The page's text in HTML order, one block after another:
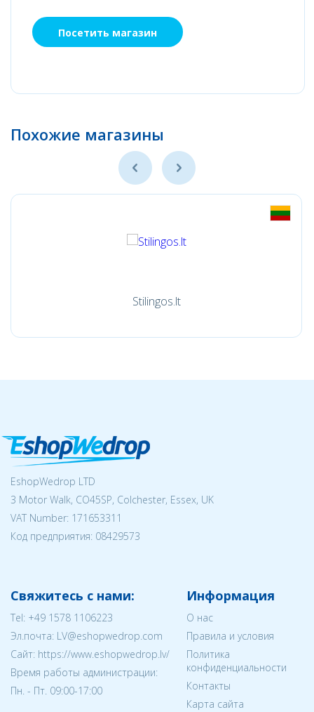
Посетить магазин
Похожие магазины
Stilingos.lt
EshopWedrop LTD
3 Motor Walk, CO45SP, Colchester, Essex, UK
VAT Number: 171653311
Код предприятия: 08429573
Свяжитесь с нами:
Tel: +49 1578 1106223
Эл.почта: LV@eshopwedrop.com
Cайт: https://www.eshopwedrop.lv/
Время работы администрации:
Пн. - Пт. 09:00-17:00
Информация
О нас
Правила и условия
Политика
конфиденциальности
Контакты
Карта сайта